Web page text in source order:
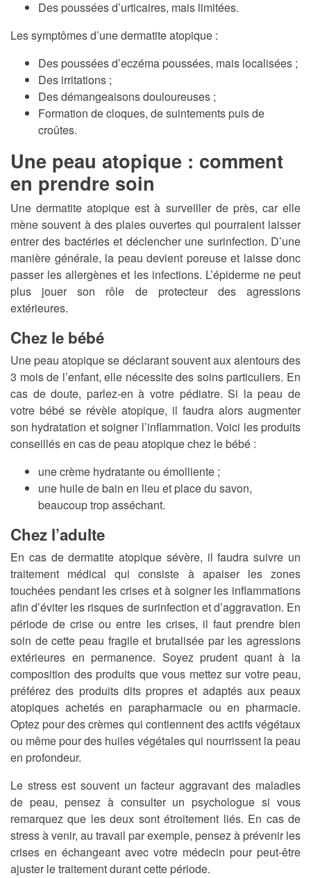
Des poussées d’urticaires, mais limitées.
Les symptômes d’une dermatite atopique :
Des poussées d’eczéma poussées, mais localisées ;
Des irritations ;
Des démangeaisons douloureuses ;
Formation de cloques, de suintements puis de
croûtes.
Une peau atopique : comment
en prendre soin
Une dermatite atopique est à surveiller de près, car elle
mène souvent à des plaies ouvertes qui pourraient laisser
entrer des bactéries et déclencher une surinfection. D’une
manière générale, la peau devient poreuse et laisse donc
passer les allergènes et les infections. L’épiderme ne peut
plus jouer son rôle de protecteur des agressions
extérieures.
Chez le bébé
Une peau atopique se déclarant souvent aux alentours des
3 mois de l’enfant, elle nécessite des soins particuliers. En
cas de doute, parlez-en à votre pédiatre. Si la peau de
votre bébé se révèle atopique, il faudra alors augmenter
son hydratation et soigner l’inflammation. Voici les produits
conseillés en cas de peau atopique chez le bébé :
une crème hydratante ou émolliente ;
une huile de bain en lieu et place du savon,
beaucoup trop asséchant.
Chez l’adulte
En cas de dermatite atopique sévère, il faudra suivre un
traitement médical qui consiste à apaiser les zones
touchées pendant les crises et à soigner les inflammations
afin d’éviter les risques de surinfection et d’aggravation. En
période de crise ou entre les crises, il faut prendre bien
soin de cette peau fragile et brutalisée par les agressions
extérieures en permanence. Soyez prudent quant à la
composition des produits que vous mettez sur votre peau,
préférez des produits dits propres et adaptés aux peaux
atopiques achetés en parapharmacie ou en pharmacie.
Optez pour des crèmes qui contiennent des actifs végétaux
ou même pour des huiles végétales qui nourrissent la peau
en profondeur.
Le stress est souvent un facteur aggravant des maladies
de peau, pensez à consulter un psychologue si vous
remarquez que les deux sont étroitement liés. En cas de
stress à venir, au travail par exemple, pensez à prévenir les
crises en échangeant avec votre médecin pour peut-être
ajuster le traitement durant cette période.